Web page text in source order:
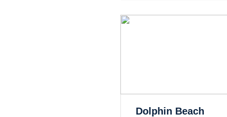
Dolphin Beach